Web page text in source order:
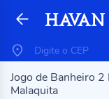
Jogo de Banheiro
Malaquita